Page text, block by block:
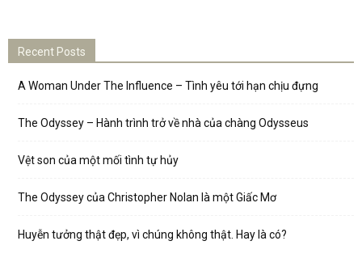
Recent Posts
A Woman Under The Influence – Tình yêu tới hạn chịu đựng
The Odyssey – Hành trình trở về nhà của chàng Odysseus
Vệt son của một mối tình tự hủy
The Odyssey của Christopher Nolan là một Giấc Mơ
Huyễn tưởng thật đẹp, vì chúng không thật. Hay là có?